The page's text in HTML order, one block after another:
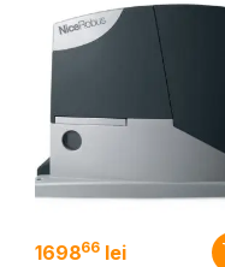
169866 lei